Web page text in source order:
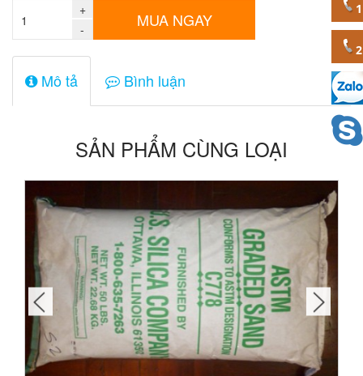
sản
phẩm
+
-
MUA NGAY
Mô tả Bình luận
SẢN PHẨM CÙNG LOẠI